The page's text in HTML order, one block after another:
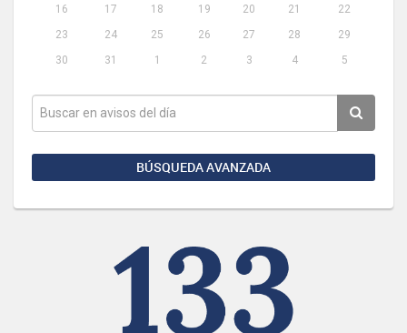
16
17 18 19 20 21
22
23
24 25 26 27 28
29
30
31 1 2 3 4 5
BÚSQUEDA AVANZADA